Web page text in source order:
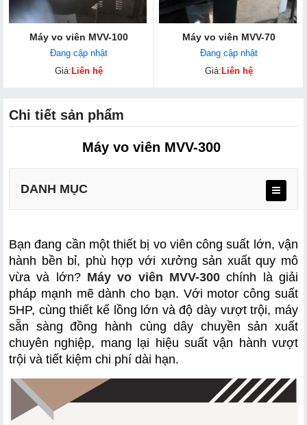
Máy vo viên MVV-100
Đang cập nhật
Giá: Liên hệ
Máy vo viên MVV-70
Đang cập nhật
Giá: Liên hệ
Chi tiết sản phẩm
Máy vo viên MVV-300
DANH MỤC
a. Thiết kế chuyên nghiệp – Chịu tải cao
b. Tính năng nổi bật của Máy vo viên MVV-300
Bạn đang cần một thiết bị vo viên công suất lớn, vận
hành bền bỉ, phù hợp với xưởng sản xuất quy mô
vừa và lớn? Máy vo viên MVV-300 chính là giải
pháp mạnh mẽ dành cho bạn. Với motor công suất
5HP, cùng thiết kế lồng lớn và độ dày vượt trội, máy
sẵn sàng đồng hành cùng dây chuyền sản xuất
chuyên nghiệp, mang lại hiệu suất vận hành vượt
trội và tiết kiệm chi phí dài hạn.